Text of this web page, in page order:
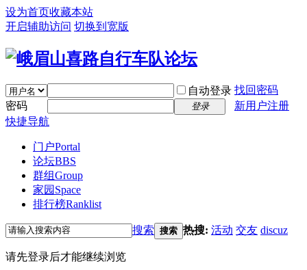
设为首页收藏本站
开启辅助访问 切换到宽版
自动登录 找回密码
密码
登录
新用户注册
快捷导航
门户Portal
论坛BBS
群组Group
家园 Space
排行榜Ranklist
搜索 搜索 热搜: 活动 交友 discuz
请先登录后才能继续浏览